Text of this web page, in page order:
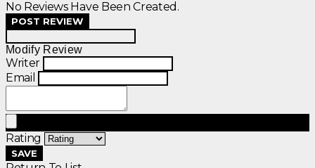
No Reviews Have Been Created.
POST REVIEW
Modify Review
Writer
Email
Rating
SAVE